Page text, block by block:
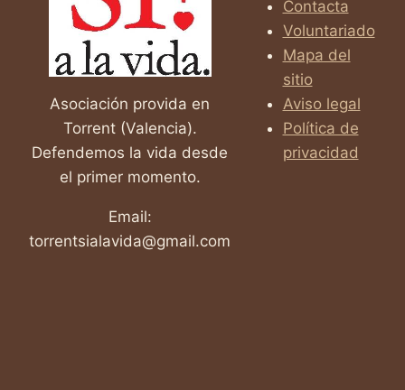
Asociación provida en
Torrent (Valencia).
Defendemos la vida desde
el primer momento.
Email:
torrentsialavida@gmail.com
Contacta
Voluntariado
Mapa del
sitio
Aviso legal
Política de
privacidad